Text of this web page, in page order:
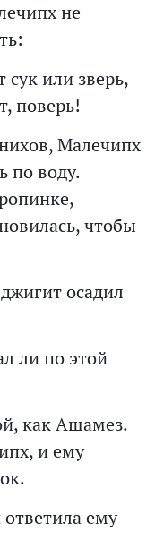
не
или зверь,
поверь!
Малечипх
по воду.
чтобы
осадил
ли по этой
как Ашамез.
и ему
ему